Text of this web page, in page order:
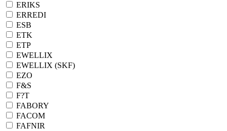
ERIKS
ERREDI
ESB
ETK
ETP
EWELLIX
EWELLIX (SKF)
EZO
F&S
F?T
FABORY
FACOM
FAFNIR